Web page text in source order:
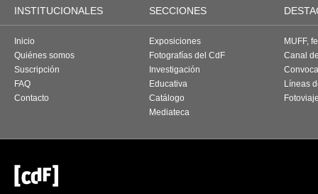
INSTITUCIONALES SECCIONES
Inicio
Quiénes somos
Suscripción
FAQ
Contacto
Exposiciones
Fotografías del CdF
Investigación
Educativa
Catálogo
Mediateca
MUFF,
Canal
Líneas